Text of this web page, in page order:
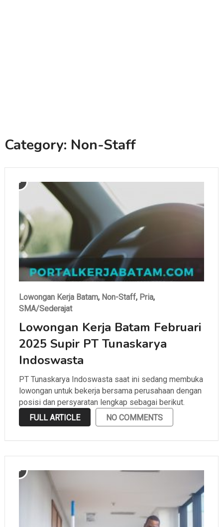
Category: Non-Staff
Lowongan Kerja Batam, Non-Staff, Pria,
SMA/Sederajat
Lowongan Kerja Batam Februari
2025 Supir PT Tunaskarya
Indoswasta
PT Tunaskarya Indoswasta saat ini sedang membuka
lowongan untuk bekerja bersama perusahaan dengan
posisi dan persyaratan lengkap sebagai berikut.
FULL ARTICLE
NO COMMENTS